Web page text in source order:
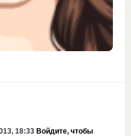
18:33 Войдите, чтобы